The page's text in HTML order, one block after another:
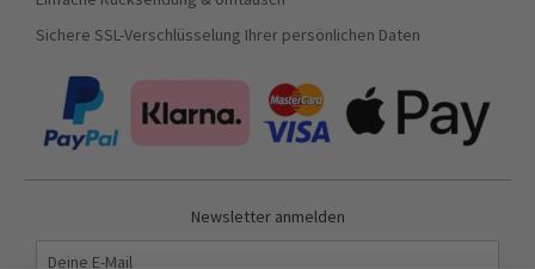
Sichere SSL-Verschlüsselung Ihrer persönlichen Daten
Newsletter anmelden